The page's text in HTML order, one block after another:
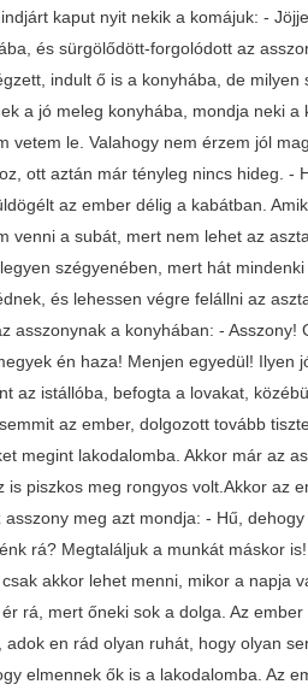
kaput nyit nekik a komájuk: -
és sürgölődött-forgolódott az
indult ő is a konyhába, de milyen
a jó meleg konyhába, mondja neki a
le. Valahogy nem érzem jól
ott aztán már tényleg nincs hideg. -
az ember délig a kabátban.
a subát, mert nem lehet az
szégyenében, mert hát
és lehessen végre felállni az
a konyhában: - Asszony!
én haza! Menjen egyedül! Ilyen
az istállóba, befogta a lovakat,
az ember, dolgozott tovább
megint lakodalomba. Akkor már az
piszkos meg rongyos volt.Akkor az
meg azt mondja: - Hű, dehogy
rá? Megtaláljuk a munkát máskor
akkor lehet menni, mikor a napja
rá, mert őneki sok a dolga. Az
en rád olyan ruhát, hogy olyan
elmennek ők is a lakodalomba. Az